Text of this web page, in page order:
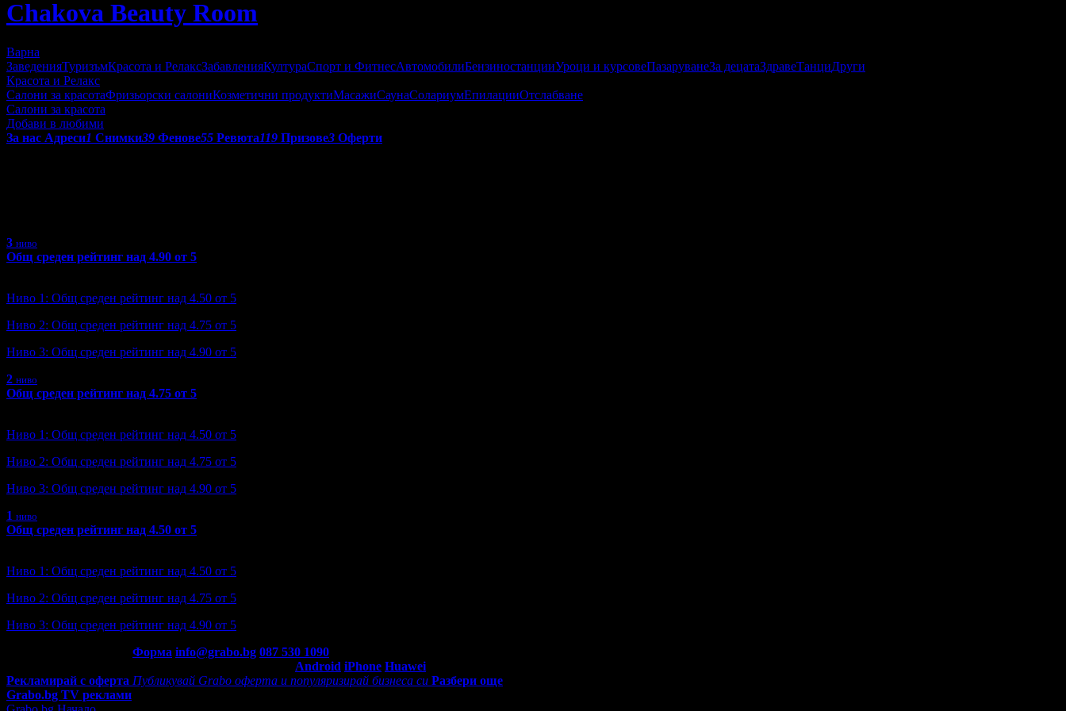
Chakova Beauty Room
Варна
ЗаведенияТуризъмКрасота и РелаксЗабавленияКултураСпорт и ФитнесАвтомобилиБензиностанцииУроци и курсовеПазаруванеЗа децатаЗдравеТанциДруги
Красота и Релакс
Салони за красотаФризьорски салониКозметични продуктиМасажиСаунаСолариумЕпилацииОтслабване
Салони за красота
Добави в любими
За нас Адреси1 Снимки39 Фенове55 Ревюта119 Призове3 Оферти
3 ниво
Общ среден рейтинг над 4.90 от 5
Ниво 1: Общ среден рейтинг над 4.50 от 5
Ниво 2: Общ среден рейтинг над 4.75 от 5
Ниво 3: Общ среден рейтинг над 4.90 от 5
2 ниво
Общ среден рейтинг над 4.75 от 5
Ниво 1: Общ среден рейтинг над 4.50 от 5
Ниво 2: Общ среден рейтинг над 4.75 от 5
Ниво 3: Общ среден рейтинг над 4.90 от 5
1 ниво
Общ среден рейтинг над 4.50 от 5
Ниво 1: Общ среден рейтинг над 4.50 от 5
Ниво 2: Общ среден рейтинг над 4.75 от 5
Ниво 3: Общ среден рейтинг над 4.90 от 5
Форма info@grabo.bg 087 530 1090
Android iPhone Huawei
Рекламирай с оферта Публикувай Grabo оферта и популяризирай бизнеса си Разбери още
Grabo.bg TV реклами